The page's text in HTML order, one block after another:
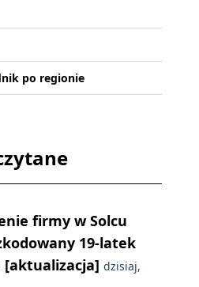
po regionie
firmy w Solcu
19-latek
[aktualizacja] dzisiaj,